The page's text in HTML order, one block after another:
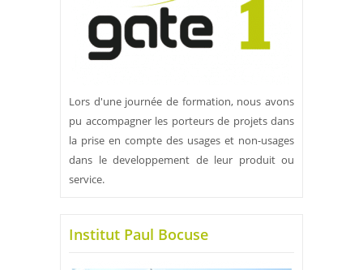
Lors d'une journée de formation, nous avons
pu accompagner les porteurs de projets dans
la prise en compte des usages et non-usages
dans le developpement de leur produit ou
service.
Institut Paul Bocuse